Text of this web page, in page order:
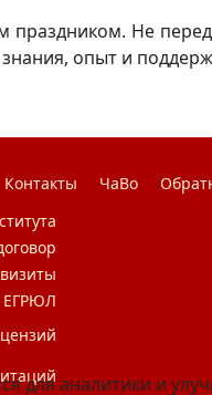
Не
опыт и
Контакты ЧаВо
ЕГРЮЛ
для аналитики и